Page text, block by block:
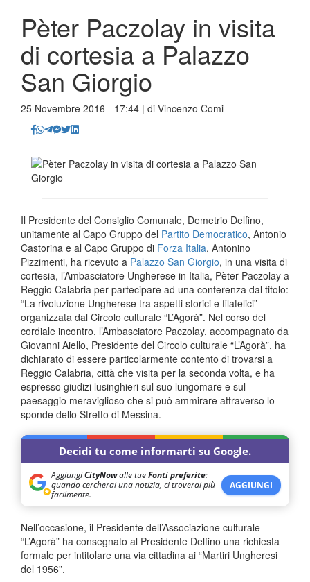
Pèter Paczolay in visita
di cortesia a Palazzo
San Giorgio
25 Novembre 2016 - 17:44 | di Vincenzo Comi
Il Presidente del Consiglio Comunale, Demetrio Delfino,
unitamente al Capo Gruppo del Partito Democratico, Antonio
Castorina e al Capo Gruppo di Forza Italia, Antonino
Pizzimenti, ha ricevuto a Palazzo San Giorgio, in una visita di
cortesia, l’Ambasciatore Ungherese in Italia, Pèter Paczolay a
Reggio Calabria per partecipare ad una conferenza dal titolo:
“La rivoluzione Ungherese tra aspetti storici e filatelici”
organizzata dal Circolo culturale “L’Agorà”. Nel corso del
cordiale incontro, l’Ambasciatore Paczolay, accompagnato da
Giovanni Aiello, Presidente del Circolo culturale “L’Agorà”, ha
dichiarato di essere particolarmente contento di trovarsi a
Reggio Calabria, città che visita per la seconda volta, e ha
espresso giudizi lusinghieri sul suo lungomare e sul
paesaggio meraviglioso che si può ammirare attraverso lo
sponde dello Stretto di Messina.
Decidi tu come informarti su Google.
AggiungiCityNowalle tueFonti preferite:
quando cercherai una notizia, ci troverai più
facilmente.
AGGIUNGI
Nell’occasione, il Presidente dell’Associazione culturale
“L’Agorà” ha consegnato al Presidente Delfino una richiesta
formale per intitolare una via cittadina ai “Martiri Ungheresi
del 1956”.